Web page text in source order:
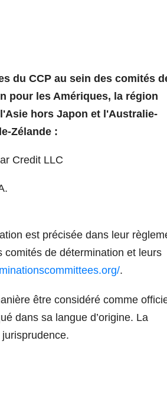
du CCP au sein des comités
pour les Amériques, la région
hors Japon et l'Australie-
Zélande :
Credit LLC
est précisée dans leur
de détermination et leurs
.
être considéré comme
dans sa langue d’origine. La